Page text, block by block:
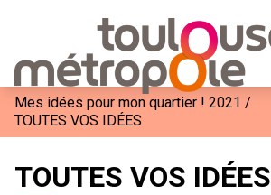
Mes idées pour mon quartier ! 2021 /
TOUTES VOS IDÉES
TOUTES VOS IDÉES